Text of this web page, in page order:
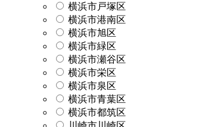
横浜市戸塚区
横浜市港南区
横浜市旭区
横浜市緑区
横浜市瀬谷区
横浜市栄区
横浜市泉区
横浜市青葉区
横浜市都筑区